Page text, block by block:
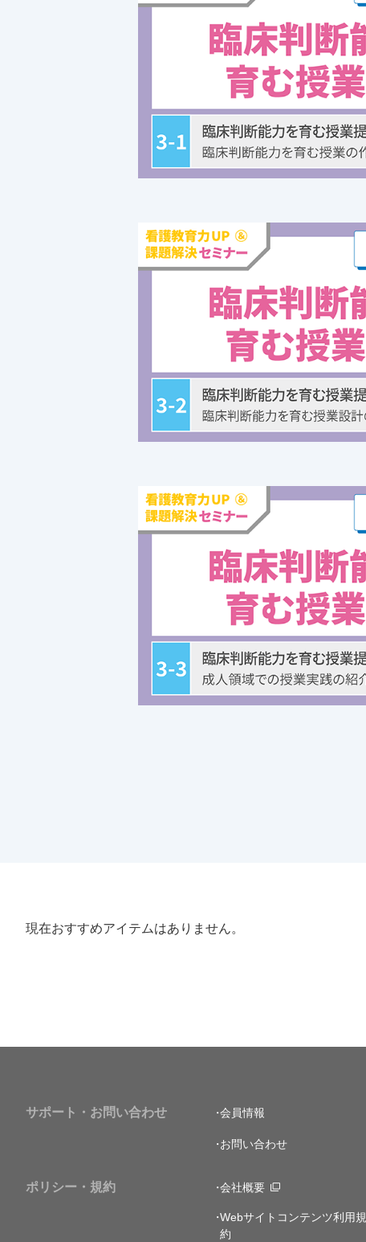
現在おすすめアイテムはありません。
サポート・お問い合わせ 会員情報
お問い合わせ
ポリシー・規約 会社概要
Webサイトコンテンツ利用規
約